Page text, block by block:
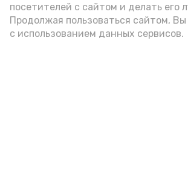
посетителей с сайтом и делать его
Продолжая пользоваться сайтом,
с использованием данных сервисов.